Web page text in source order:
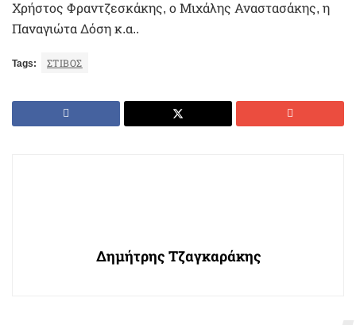
Χρήστος Φραντζεσκάκης, ο Μιχάλης Αναστασάκης, η
Παναγιώτα Δόση κ.α..
Tags: ΣΤΊΒΟΣ
Δημήτρης Τζαγκαράκης